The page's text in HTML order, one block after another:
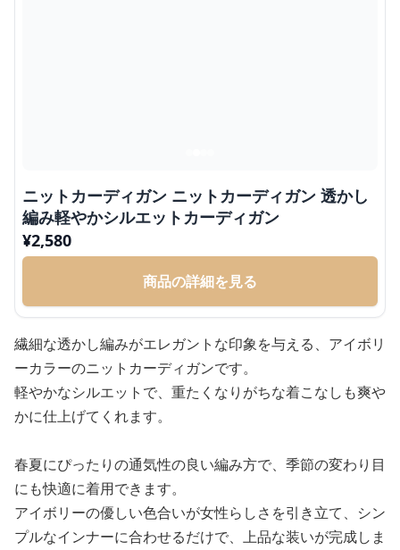
ニットカーディガン ニットカーディガン 透かし
編み軽やかシルエットカーディガン
¥2,580
商品の詳細を見る
繊細な透かし編みがエレガントな印象を与える、アイボリ
ーカラーのニットカーディガンです。
軽やかなシルエットで、重たくなりがちな着こなしも爽や
かに仕上げてくれます。
春夏にぴったりの通気性の良い編み方で、季節の変わり目
にも快適に着用できます。
アイボリーの優しい色合いが女性らしさを引き立て、シン
プルなインナーに合わせるだけで、上品な装いが完成しま